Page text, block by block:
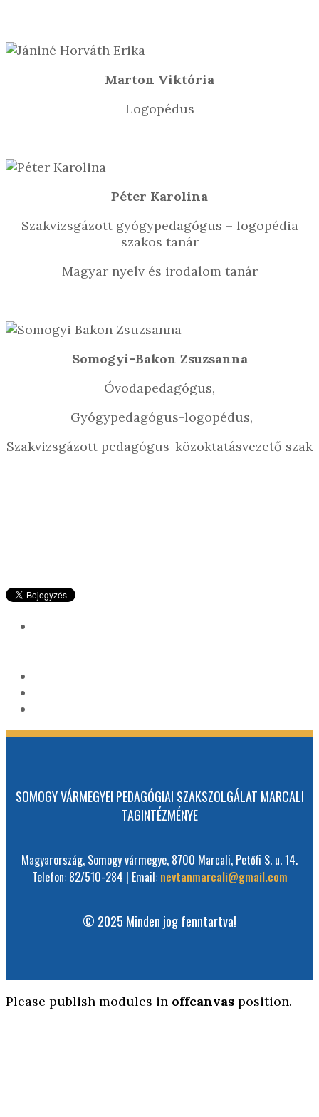
Marton Viktória
Logopédus
Péter Karolina
Szakvizsgázott gyógypedagógus – logopédia
szakos tanár
Magyar nyelv és irodalom tanár
Somogyi-Bakon Zsuzsanna
Óvodapedagógus,
Gyógypedagógus-logopédus,
Szakvizsgázott pedagógus-közoktatásvezető szak
SOMOGY VÁRMEGYEI PEDAGÓGIAI SZAKSZOLGÁLAT MARCALI
TAGINTÉZMÉNYE
Magyarország, Somogy vármegye, 8700 Marcali, Petőfi S. u. 14.
Telefon: 82/510-284 | Email: nevtanmarcali@gmail.com
© 2025 Minden jog fenntartva!
Please publish modules in offcanvas position.